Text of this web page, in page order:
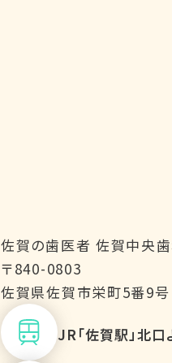
佐賀の歯医者 佐賀中央
〒840-0803
佐賀県佐賀市栄町5番9号
JR「佐賀駅」北